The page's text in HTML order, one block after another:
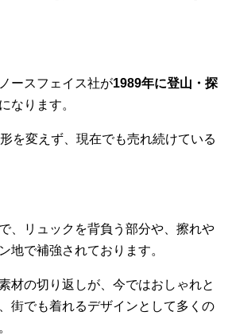
ースフェイス社が1989年に登山・探
になります。
を変えず、現在でも売れ続けている
、リュックを背負う部分や、擦れや
地で補強されております。
材の切り返しが、今ではおしゃれと
街でも着れるデザインとして多くの